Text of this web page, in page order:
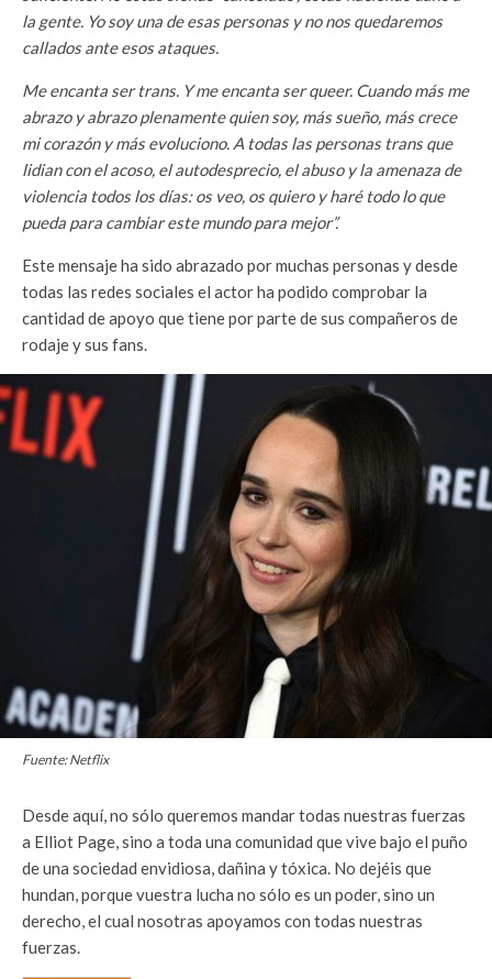
la gente. Yo soy una de esas personas y no nos quedaremos
callados ante esos ataques.
Me encanta ser trans. Y me encanta ser queer. Cuando más me
abrazo y abrazo plenamente quien soy, más sueño, más crece
mi corazón y más evoluciono. A todas las personas trans que
lidian con el acoso, el autodesprecio, el abuso y la amenaza de
violencia todos los días: os veo, os quiero y haré todo lo que
pueda para cambiar este mundo para mejor”.
Este mensaje ha sido abrazado por muchas personas y desde
todas las redes sociales el actor ha podido comprobar la
cantidad de apoyo que tiene por parte de sus compañeros de
rodaje y sus fans.
Fuente: Netflix
Desde aquí, no sólo queremos mandar todas nuestras fuerzas
a Elliot Page, sino a toda una comunidad que vive bajo el puño
de una sociedad envidiosa, dañina y tóxica. No dejéis que
hundan, porque vuestra lucha no sólo es un poder, sino un
derecho, el cual nosotras apoyamos con todas nuestras
fuerzas.